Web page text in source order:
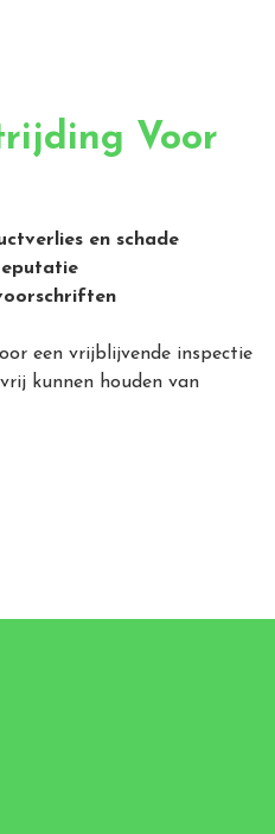
Voor
en schade
een vrijblijvende inspectie
kunnen houden van